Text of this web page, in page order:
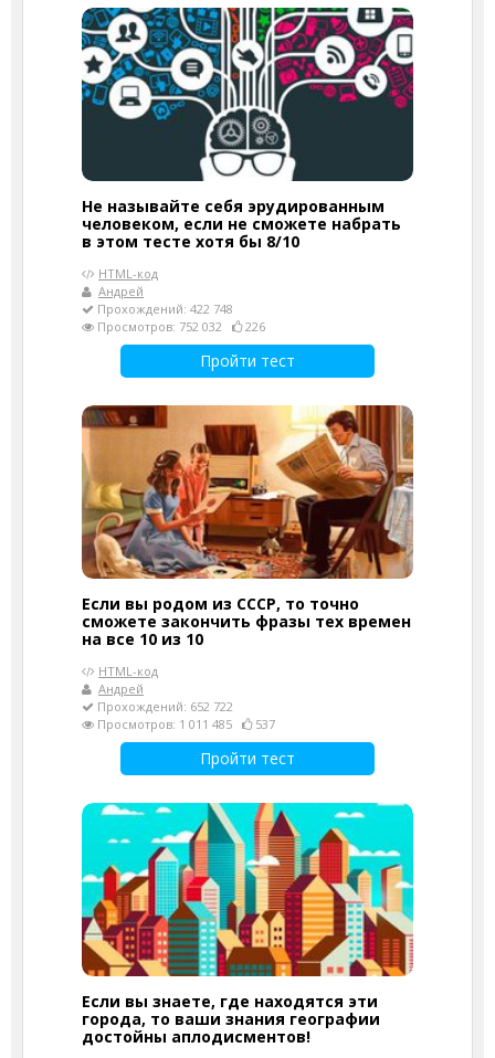
Не называйте себя эрудированным
человеком, если не сможете набрать
в этом тесте хотя бы 8/10
HTML-код
Андрей
Прохождений: 422 748
Просмотров: 752 032
226
Пройти тест
Если вы родом из СССР, то точно
сможете закончить фразы тех времен
на все 10 из 10
HTML-код
Андрей
Прохождений: 652 722
Просмотров: 1 011 485
537
Пройти тест
Если вы знаете, где находятся эти
города, то ваши знания географии
достойны аплодисментов!